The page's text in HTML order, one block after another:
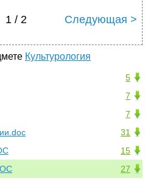
1 / 2 Следующая >
Культурология
5
7
7
31
15
27